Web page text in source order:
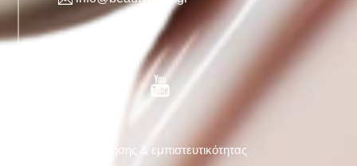
FacebookTwitter YouTube
Όροι χρήσης & εμπιστευτικότητας